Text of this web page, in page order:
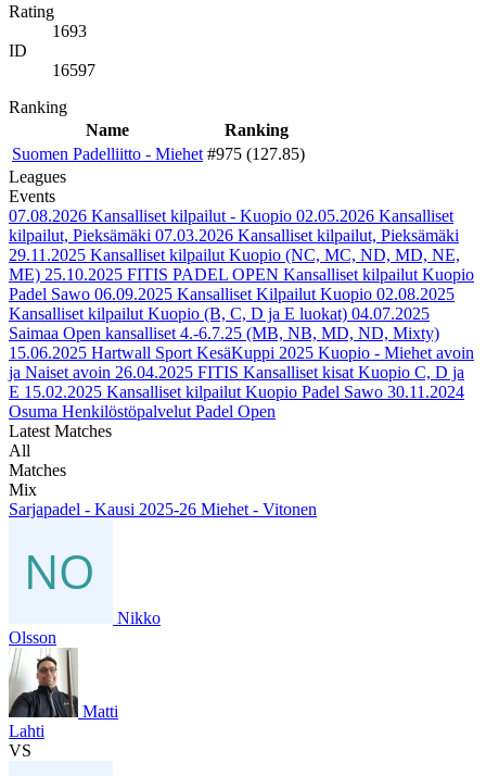
Rating
1693
ID
16597
Ranking
Name
Ranking
Suomen Padelliitto - Miehet #975 (127.85)
Leagues
Events
07.08.2026 Kansalliset kilpailut - Kuopio 02.05.2026 Kansalliset
kilpailut, Pieksämäki 07.03.2026 Kansalliset kilpailut, Pieksämäki
29.11.2025 Kansalliset kilpailut Kuopio (NC, MC, ND, MD, NE,
ME) 25.10.2025 FITIS PADEL OPEN Kansalliset kilpailut Kuopio
Padel Sawo 06.09.2025 Kansalliset Kilpailut Kuopio 02.08.2025
Kansalliset kilpailut Kuopio (B, C, D ja E luokat) 04.07.2025
Saimaa Open kansalliset 4.-6.7.25 (MB, NB, MD, ND, Mixty)
15.06.2025 Hartwall Sport KesäKuppi 2025 Kuopio - Miehet avoin
ja Naiset avoin 26.04.2025 FITIS Kansalliset kisat Kuopio C, D ja
E 15.02.2025 Kansalliset kilpailut Kuopio Padel Sawo 30.11.2024
Osuma Henkilöstöpalvelut Padel Open
Latest Matches
All
Matches
Mix
Sarjapadel - Kausi 2025-26 Miehet - Vitonen
Nikko
Olsson
Matti
Lahti
VS